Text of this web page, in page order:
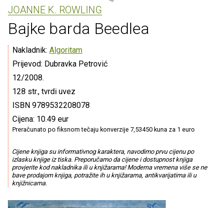
JOANNE K. ROWLING
Bajke barda Beedlea
Nakladnik: Algoritam
Prijevod: Dubravka Petrović
12/2008.
128 str., tvrdi uvez
ISBN 9789532208078
Cijena: 10.49 eur
Preračunato po fiksnom tečaju konverzije 7,53450 kuna za 1 euro
Cijene knjiga su informativnog karaktera, navodimo prvu cijenu po
izlasku knjige iz tiska. Preporučamo da cijene i dostupnost knjiga
provjerite kod nakladnika ili u knjižarama! Moderna vremena više se ne
bave prodajom knjiga, potražite ih u knjižarama, antikvarijatima ili u
knjižnicama.